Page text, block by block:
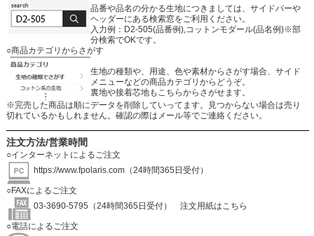
品番や品名の分かる生地につきましては、サイドバーや
ヘッダーにある検索窓をご利用ください。
入力例：D2-505(品番例),コットンモダール(品名例)※部
分検索でOKです。
○商品カテゴリからさがす
生地の種類や、用途、色や素材からさがす場合、サイド
メニューなどの商品カテゴリからどうぞ。
裏地や接着芯地もこちらからさがせます。
※完売した商品は順にデータを削除していってます。見つからない場合は売り
切れているかもしれません。確認の際はメール等でご連絡ください。
注文方法/営業時間
○インターネットによるご注文
https://www.fpolaris.com（24時間365日受付）
○FAXによるご注文
03-3690-5795（24時間365日受付）
注文用紙はこちら
○電話によるご注文